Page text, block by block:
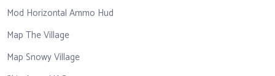
Mod Horizontal Ammo Hud
Map The Village
Map Snowy Village